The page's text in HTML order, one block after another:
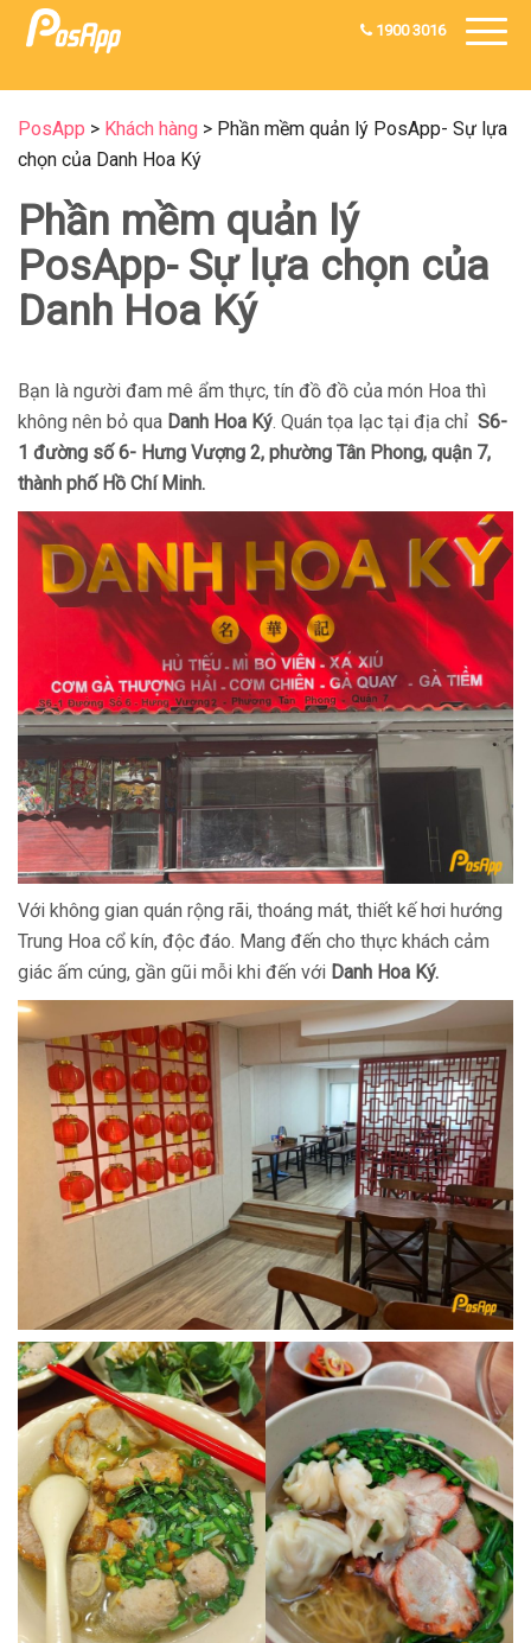
1900 3016
PosApp > Khách hàng > Phần mềm quản lý PosApp- Sự lựa
chọn của Danh Hoa Ký
Phần mềm quản lý
PosApp- Sự lựa chọn của
Danh Hoa Ký
Bạn là người đam mê ẩm thực, tín đồ đồ của món Hoa thì
không nên bỏ qua Danh Hoa Ký. Quán tọa lạc tại địa chỉ S6-
1 đường số 6- Hưng Vượng 2, phường Tân Phong, quận 7,
thành phố Hồ Chí Minh.
Với không gian quán rộng rãi, thoáng mát, thiết kế hơi hướng
Trung Hoa cổ kín, độc đáo. Mang đến cho thực khách cảm
giác ấm cúng, gần gũi mỗi khi đến với Danh Hoa Ký.